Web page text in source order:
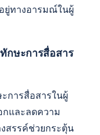
ยู่ทางอารมณ์ในผู้
กษะการสื่อสาร
การสื่อสารในผู้
กและลดความ
สรรค์ช่วยกระตุ้น